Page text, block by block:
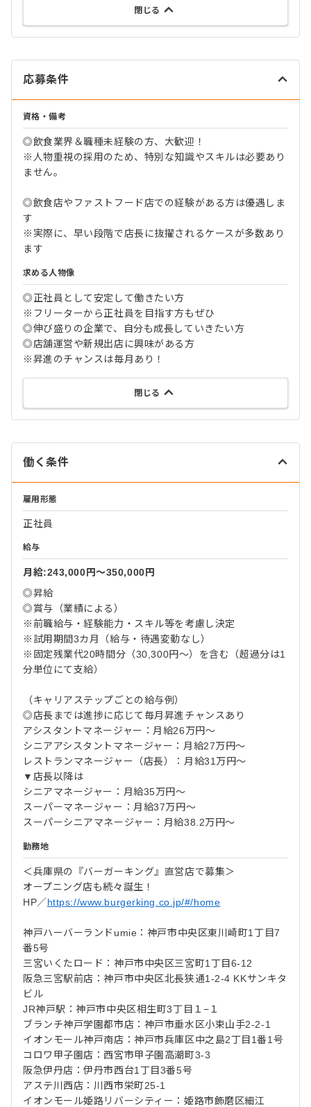
閉じる
応募条件
資格・備考
◎飲食業界＆職種未経験の方、大歓迎！
※人物重視の採用のため、特別な知識やスキルは必要あり
ません。
◎飲食店やファストフード店での経験がある方は優遇しま
す
※実際に、早い段階で店長に抜擢されるケースが多数あり
ます
求める人物像
◎正社員として安定して働きたい方
※フリーターから正社員を目指す方もぜひ
◎伸び盛りの企業で、自分も成長していきたい方
◎店舗運営や新規出店に興味がある方
※昇進のチャンスは毎月あり！
閉じる
働く条件
雇用形態
正社員
給与
月給:243,000円〜350,000円
◎昇給
◎賞与（業績による）
※前職給与・経験能力・スキル等を考慮し決定
※試用期間3カ月（給与・待遇変動なし）
※固定残業代20時間分（30,300円～）を含む（超過分は1
分単位にて支給）
（キャリアステップごとの給与例）
◎店長までは進捗に応じて毎月昇進チャンスあり
アシスタントマネージャー：月給26万円～
シニアアシスタントマネージャー：月給27万円～
レストランマネージャー（店長）：月給31万円～
▼店長以降は
シニアマネージャー：月給35万円～
スーパーマネージャー：月給37万円～
スーパーシニアマネージャー：月給38.2万円～
勤務地
＜兵庫県の『バーガーキング』直営店で募集＞
オープニング店も続々誕生！
HP／https://www.burgerking.co.jp/#/home
神戸ハーバーランドumie：神戸市中央区東川崎町1丁目7
番5号
三宮いくたロード：神戸市中央区三宮町1丁目6-12
阪急三宮駅前店：神戸市中央区北長狭通1-2-4 KKサンキタ
ビル
JR神戸駅：神戸市中央区相生町3丁目１−１
ブランチ神戸学園都市店：神戸市垂水区小束山手2-2-1
イオンモール神戸南店：神戸市兵庫区中之島2丁目1番1号
コロワ甲子園店：西宮市甲子園高潮町3-3
阪急伊丹店：伊丹市西台1丁目3番5号
アステ川西店：川西市栄町25-1
イオンモール姫路リバーシティー：姫路市飾磨区細江